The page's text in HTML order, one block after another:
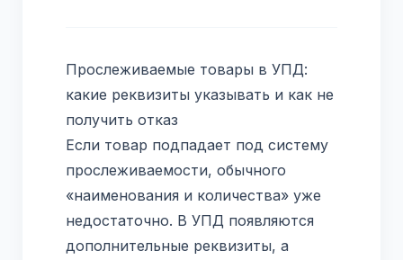
Прослеживаемые товары в УПД:
какие реквизиты указывать и как не
получить отказ
Если товар подпадает под систему
прослеживаемости, обычного
«наименования и количества» уже
недостаточно. В УПД появляются
дополнительные реквизиты, а